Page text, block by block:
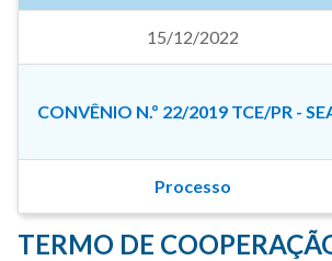
15/12/2022
CONVÊNIO N.º 22/2019 TCE/PR -
Processo
TERMO DE